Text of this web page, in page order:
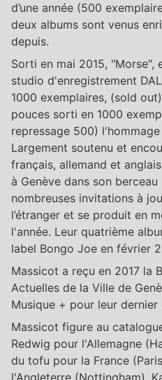
d’une année (500
deux albums sont venus
depuis.
Sorti en mai 2015, "Morse",
studio d'enregistrement
1000 exemplaires, (sold
pouces sorti en 1000
repressage 500)
Largement soutenu et
français, allemand et
à Genève dans son
nombreuses invitations à
l’étranger et se produit en
l'année. Leur quatrième
label Bongo Joe en février
Massicot a reçu en 2017 la
Actuelles de la Ville de
Musique + pour leur dernier
Massicot figure au
Redwig pour l'Allemagne
du tofu pour la France
l'Angleterre (Nottingham),